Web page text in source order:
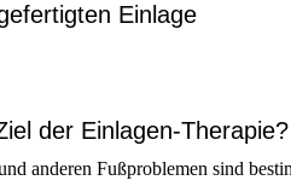
Einlage
der Einlagen-Therapie?
anderen Fußproblemen sind